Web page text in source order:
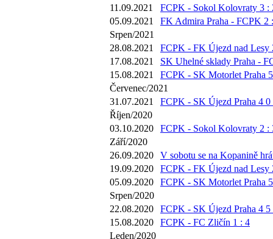
11.09.2021
FCPK - Sokol Kolovraty 3 :
05.09.2021
FK Admira Praha - FCPK 2
Srpen/2021
28.08.2021
FCPK - FK Újezd nad Lesy
17.08.2021
SK Uhelné sklady Praha -
15.08.2021
FCPK - SK Motorlet Praha
Červenec/2021
31.07.2021
FCPK - SK Újezd Praha 4 0
Říjen/2020
03.10.2020
FCPK - Sokol Kolovraty 2 :
Září/2020
26.09.2020
V sobotu se na Kopanině
19.09.2020
FCPK - FK Újezd nad Lesy
05.09.2020
FCPK - SK Motorlet Praha
Srpen/2020
22.08.2020
FCPK - SK Újezd Praha 4 5
15.08.2020
FCPK - FC Zličín 1 : 4
Leden/2020